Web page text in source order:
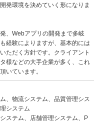
発環境を決めていく形になりま
、Webアプリの開発まで多岐
経験によりますが、基本的には
ただく方針です。クライアント
様などの大手企業が多く、これ
いています。
、物流システム、品質管理シス
システム
ステム、店舗管理システム、P